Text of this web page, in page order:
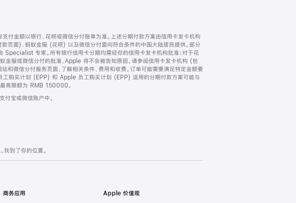
付金额以银行、花呗或微信分付账单为准。上述分期付款方案由信用卡发卡机构
页面)、蚂蚁金服 (花呗) 以及微信分付面向符合条件的中国大陆居民提供。部分
专家。所有银行信用卡分期均需经你的信用卡发卡机构批准；对于花
金服或微信分付的批准，Apple 将不会被告知原因。请参阅信用卡发卡机构 (包
和微信分付服务页面，了解相关条件、费用和收费。订单可能需要满足特定金额要
员工购买计划 (EPP) 和 Apple 员工购买计划 (EPP) 适用的分期付款方案可能与
最高限额为 RMB 150000。
付宝或微信账户中。
到了你的位置。
商务应用 Apple 价值观